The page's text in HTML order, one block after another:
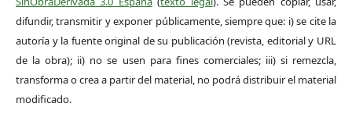
difundir, transmitir y exponer públicamente, siempre que: i) se cite la
autoría y la fuente original de su publicación (revista, editorial y URL
de la obra); ii) no se usen para fines comerciales; iii) si remezcla,
transforma o crea a partir del material, no podrá distribuir el material
modificado.